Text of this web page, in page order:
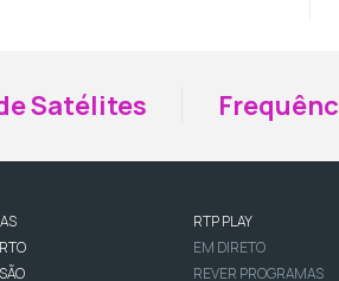
Satélites
RTP PLAY
EM DIRETO
REVER PROGRAMAS